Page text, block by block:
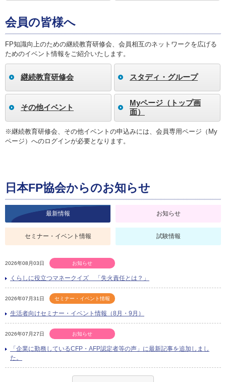
会員の皆様へ
FP知識向上のための継続教育研修会、会員相互のネットワークを広げる
ためのイベント情報をご紹介いたします。
継続教育研修会 スタディ・グループ
その他イベント
Myページ（トップ画
面）
※継続教育研修会、その他イベントの申込みには、会員専用ページ（My
ページ）へのログインが必要となります。
日本FP協会からのお知らせ
最新情報 お知らせ
セミナー・イベント情報 試験情報
2026年08月03日 お知らせ
くらしに役立つマネークイズ 「失火責任とは？」
2026年07月31日 セミナー・イベント情報
生活者向けセミナー・イベント情報（8月・9月）
2026年07月27日 お知らせ
「企業に勤務しているCFP・AFP認定者等の声」に最新記事を追加しまし
た。